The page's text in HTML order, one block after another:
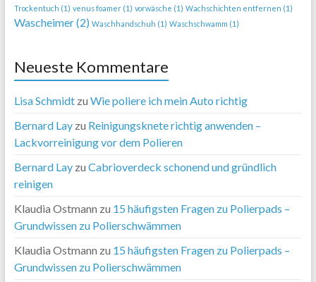
Trockentuch (1) venus foamer(1) vorwäsche (1) Wachschichten entfernen (1)
Wascheimer(2) Waschhandschuh (1) Waschschwamm (1)
Neueste Kommentare
Lisa Schmidtzu Wie poliere ich mein Auto richtig
Bernard Layzu Reinigungsknete richtig anwenden –
Lackvorreinigung vor dem Polieren
Bernard Layzu Cabrioverdeck schonend und gründlich
reinigen
Klaudia Ostmann zu 15 häufigsten Fragen zu Polierpads –
Grundwissen zu Polierschwämmen
Klaudia Ostmann zu 15 häufigsten Fragen zu Polierpads –
Grundwissen zu Polierschwämmen